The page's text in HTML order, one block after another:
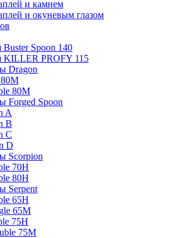
и камнем
и окуневым глазом
Spoon 140
KILLER PROFY 115
Dragon
80M
Forged Spoon
A
B
C
D
Scorpion
70H
80H
Serpent
65H
65M
75H
75M